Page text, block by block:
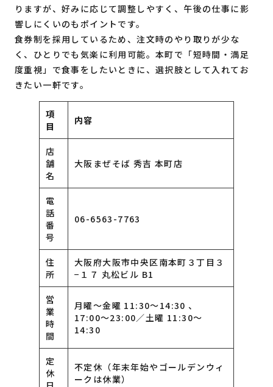
りますが、好みに応じて調整しやすく、午後の仕事に影
響しにくいのもポイントです。
食券制を採用しているため、注文時のやり取りが少な
く、ひとりでも気楽に利用可能。本町で「短時間・満足
度重視」で食事をしたいときに、選択肢として入れてお
きたい一軒です。
項
目
内容
店
舗
名
大阪まぜそば 秀吉 本町店
電
話
番
号
06-6563-7763
住
所
大阪府大阪市中央区南本町３丁目３
−１７ 丸松ビル B1
営
業
時
間
月曜〜金曜 11:30〜14:30 、
17:00〜23:00／土曜 11:30〜
14:30
定
休
不定休（年末年始やゴールデンウィ
ークは休業）